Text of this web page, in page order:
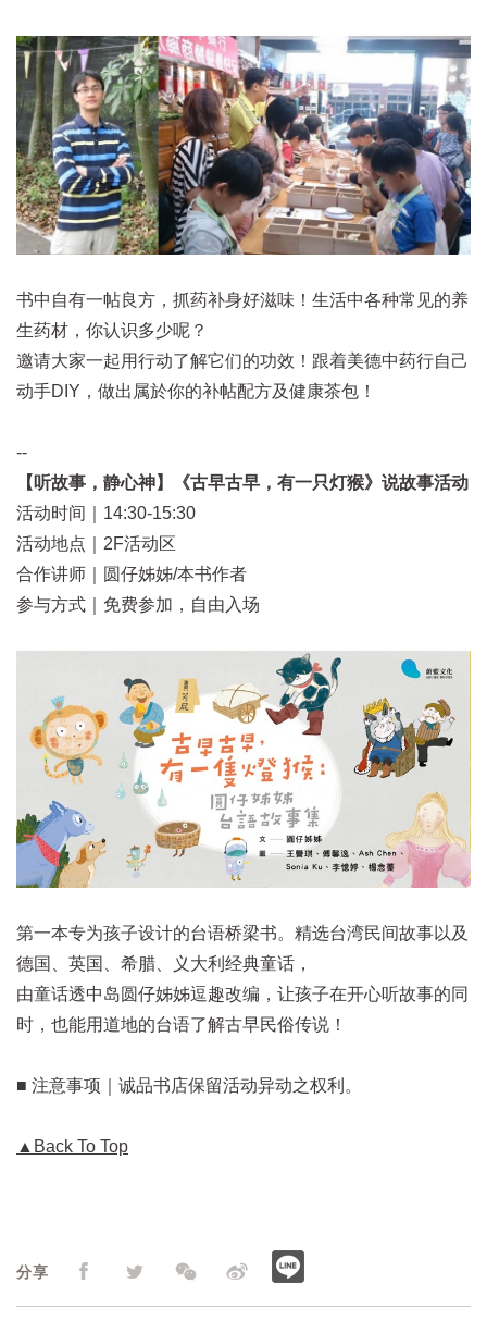
书中自有一帖良方，抓药补身好滋味！生活中各种常见的养
生药材，你认识多少呢？
邀请大家一起用行动了解它们的功效！跟着美德中药行自己
动手DIY，做出属於你的补帖配方及健康茶包！
--
【听故事，静心神】《古早古早，有一只灯猴》说故事活动
活动时间｜14:30-15:30
活动地点｜2F活动区
合作讲师｜圆仔姊姊/本书作者
参与方式｜免费参加，自由入场
第一本专为孩子设计的台语桥梁书。精选台湾民间故事以及
德国、英国、希腊、义大利经典童话，
由童话透中岛圆仔姊姊逗趣改编，让孩子在开心听故事的同
时，也能用道地的台语了解古早民俗传说！
■ 注意事项｜诚品书店保留活动异动之权利。
▲Back To Top
分享